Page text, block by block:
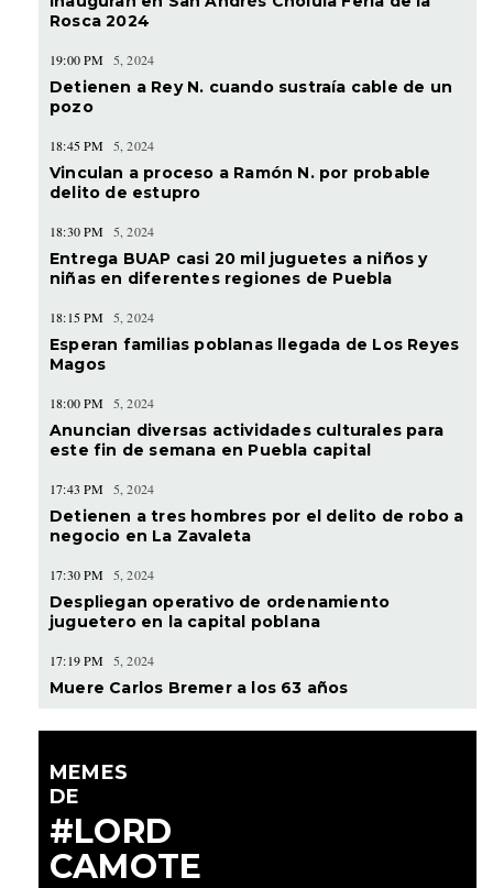
Rosca 2024
19:00 PM 5, 2024
Detienen a Rey N. cuando sustraía cable de un
pozo
18:45 PM 5, 2024
Vinculan a proceso a Ramón N. por probable
delito de estupro
18:30 PM 5, 2024
Entrega BUAP casi 20 mil juguetes a niños y
niñas en diferentes regiones de Puebla
18:15 PM 5, 2024
Esperan familias poblanas llegada de Los Reyes
Magos
18:00 PM 5, 2024
Anuncian diversas actividades culturales para
este fin de semana en Puebla capital
17:43 PM 5, 2024
Detienen a tres hombres por el delito de robo a
negocio en La Zavaleta
17:30 PM 5, 2024
Despliegan operativo de ordenamiento
juguetero en la capital poblana
17:19 PM 5, 2024
Muere Carlos Bremer a los 63 años
MEMES
DE
#LORD
CAMOTE